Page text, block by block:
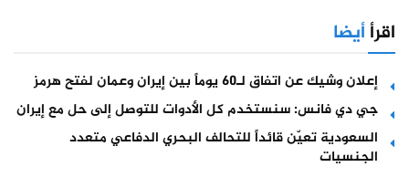
اقرأأيضا
إعلان وشيك عن اتفاق لـ60 يوماً بين إيران وعمان لفتح هرمز
جي دي فانس: سنستخدم كل الأدوات للتوصل إلى حل مع إيران
السعودية تعيّن قائداً للتحالف البحري الدفاعي متعدد
الجنسيات